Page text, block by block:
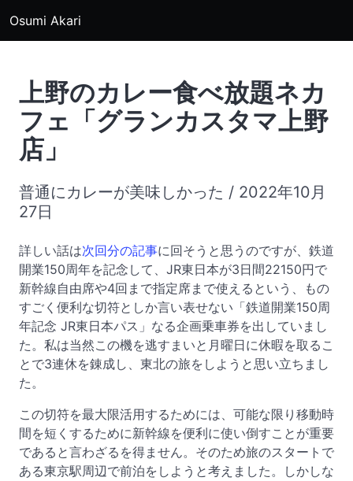
Osumi Akari
上野のカレー食べ放題ネカ
フェ「グランカスタマ上野
店」
普通にカレーが美味しかった / 2022年10月
27日
詳しい話は次回分の記事に回そうと思うのですが、鉄道
開業150周年を記念して、JR東日本が3日間22150円で
新幹線自由席や4回まで指定席まで使えるという、もの
すごく便利な切符としか言い表せない「鉄道開業150周
年記念 JR東日本パス」なる企画乗車券を出していまし
た。私は当然この機を逃すまいと月曜日に休暇を取るこ
とで3連休を錬成し、東北の旅をしようと思い立ちまし
た。
この切符を最大限活用するためには、可能な限り移動時
間を短くするために新幹線を便利に使い倒すことが重要
であると言わざるを得ません。そのため旅のスタートで
ある東京駅周辺で前泊をしようと考えました。しかしな